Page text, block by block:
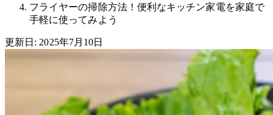
フライヤーの掃除方法！便利なキッチン家電を家庭で
手軽に使ってみよう
更新日: 2025年7月10日